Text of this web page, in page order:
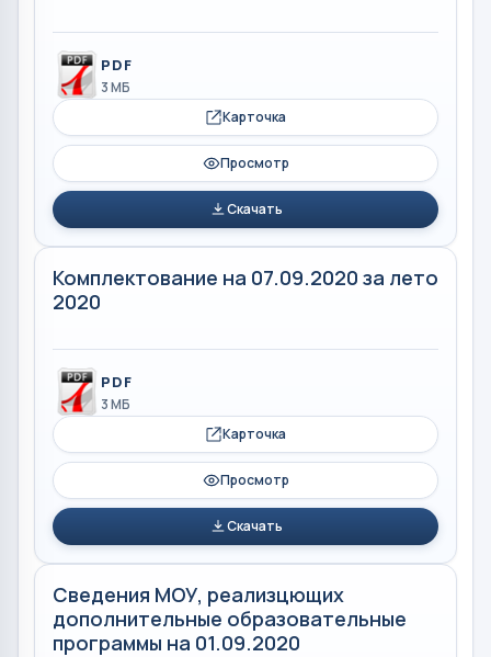
PDF
3 МБ
Карточка
Просмотр
Скачать
Комплектование на 07.09.2020 за лето
2020
PDF
3 МБ
Карточка
Просмотр
Скачать
Сведения МОУ, реализцющих
дополнительные образовательные
программы на 01.09.2020